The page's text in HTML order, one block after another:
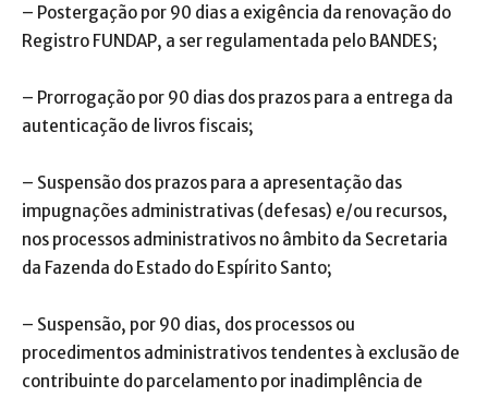
– Postergação por 90 dias a exigência da renovação do
Registro FUNDAP, a ser regulamentada pelo BANDES;
– Prorrogação por 90 dias dos prazos para a entrega da
autenticação de livros fiscais;
– Suspensão dos prazos para a apresentação das
impugnações administrativas (defesas) e/ou recursos,
nos processos administrativos no âmbito da Secretaria
da Fazenda do Estado do Espírito Santo;
– Suspensão, por 90 dias, dos processos ou
procedimentos administrativos tendentes à exclusão de
contribuinte do parcelamento por inadimplência de